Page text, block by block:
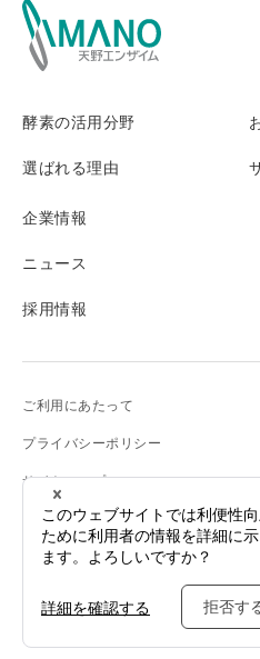
酵素の活用分野
選ばれる理由
企業情報
ニュース
採用情報
ご利用にあたって
プライバシーポリシー
サイトマップ
© 2024 Amano Enzyme Inc. All